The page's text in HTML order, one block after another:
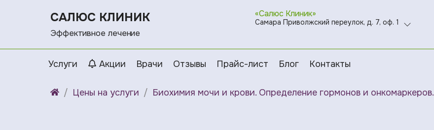
САЛЮС КЛИНИК
Эффективное лечение
«Салюс Клиник»
Самара Приволжский переулок, д. 7, оф. 1
Услуги Акции Врачи Отзывы Прайс-лист Блог Контакты
Цены на услуги Биохимия мочи и крови. Определение гормонов и онкомаркеров.